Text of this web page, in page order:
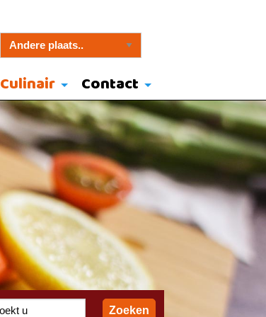
Culinair Contact